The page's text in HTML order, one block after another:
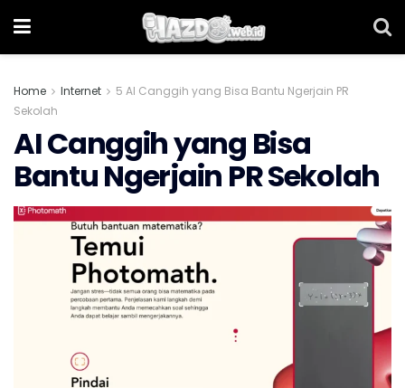
Home Internet
5 AI Canggih yang Bisa Bantu Ngerjain PR
Sekolah
AI Canggih yang Bisa
Bantu Ngerjain PR Sekolah